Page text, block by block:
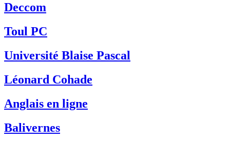
Deccom
Toul PC
Université Blaise Pascal
Léonard Cohade
Anglais en ligne
Balivernes